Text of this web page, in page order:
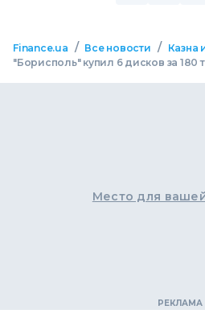
Finance.ua / Все новости / Казна
"Борисполь" купил 6 дисков за 180
Место для